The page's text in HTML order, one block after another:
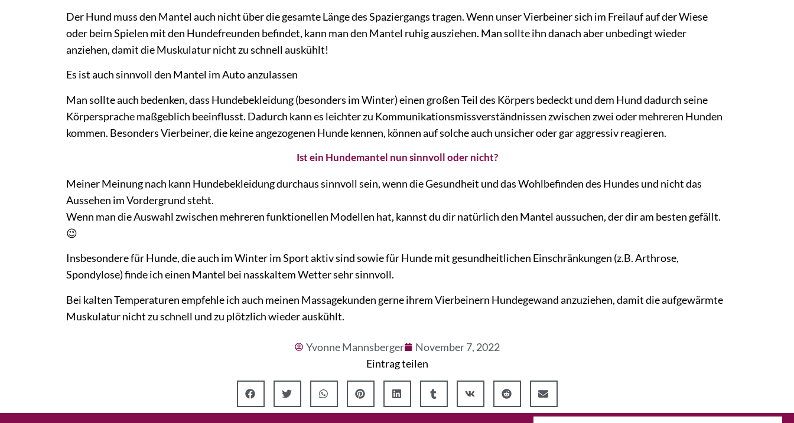
Der Hund muss den Mantel auch nicht über die gesamte Länge des Spaziergangs tragen. Wenn unser Vierbeiner sich im Freilauf auf der Wiese
oder beim Spielen mit den Hundefreunden befindet, kann man den Mantel ruhig ausziehen. Man sollte ihn danach aber unbedingt wieder
anziehen, damit die Muskulatur nicht zu schnell auskühlt!
Es ist auch sinnvoll den Mantel im Auto anzulassen
Man sollte auch bedenken, dass Hundebekleidung (besonders im Winter) einen großen Teil des Körpers bedeckt und dem Hund dadurch seine
Körpersprache maßgeblich beeinflusst. Dadurch kann es leichter zu Kommunikationsmissverständnissen zwischen zwei oder mehreren Hunden
kommen. Besonders Vierbeiner, die keine angezogenen Hunde kennen, können auf solche auch unsicher oder gar aggressiv reagieren.
Ist ein Hundemantel nun sinnvoll oder nicht?
Meiner Meinung nach kann Hundebekleidung durchaus sinnvoll sein, wenn die Gesundheit und das Wohlbefinden des Hundes und nicht das
Aussehen im Vordergrund steht.
Wenn man die Auswahl zwischen mehreren funktionellen Modellen hat, kannst du dir natürlich den Mantel aussuchen, der dir am besten gefällt.
😉
Insbesondere für Hunde, die auch im Winter im Sport aktiv sind sowie für Hunde mit gesundheitlichen Einschränkungen (z.B. Arthrose,
Spondylose) finde ich einen Mantel bei nasskaltem Wetter sehr sinnvoll.
Bei kalten Temperaturen empfehle ich auch meinen Massagekunden gerne ihrem Vierbeinern Hundegewand anzuziehen, damit die aufgewärmte
Muskulatur nicht zu schnell und zu plötzlich wieder auskühlt.
Yvonne Mannsberger
November 7, 2022
Eintrag teilen